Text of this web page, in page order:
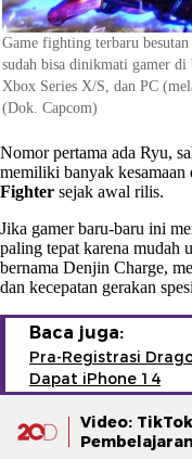
Game fighting terbaru
sudah bisa dinikmati gamer
Xbox Series X/S, dan PC
(Dok. Capcom)
Nomor pertama ada Ryu,
memiliki banyak kesamaan
Fighter sejak awal rilis.
Jika gamer baru-baru ini
paling tepat karena mudah
bernama Denjin Charge,
dan kecepatan gerakan
Baca juga:
Pra-Registrasi
Dapat iPhone 14
Video: